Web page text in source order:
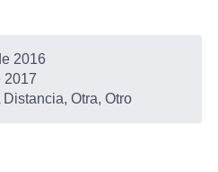
2016
2017
Distancia, Otra, Otro